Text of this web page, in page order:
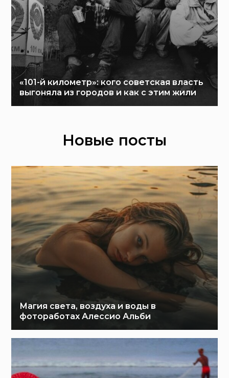
«101-й километр»: кого советская власть
выгоняла из городов и как с этим жили
Новые посты
Магия света, воздуха и воды в
фотоработах Алессио Альби